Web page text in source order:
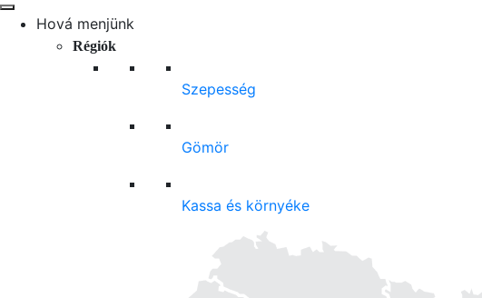
Hová menjünk
Régiók
Szepesség
Gömör
Kassa és környéke